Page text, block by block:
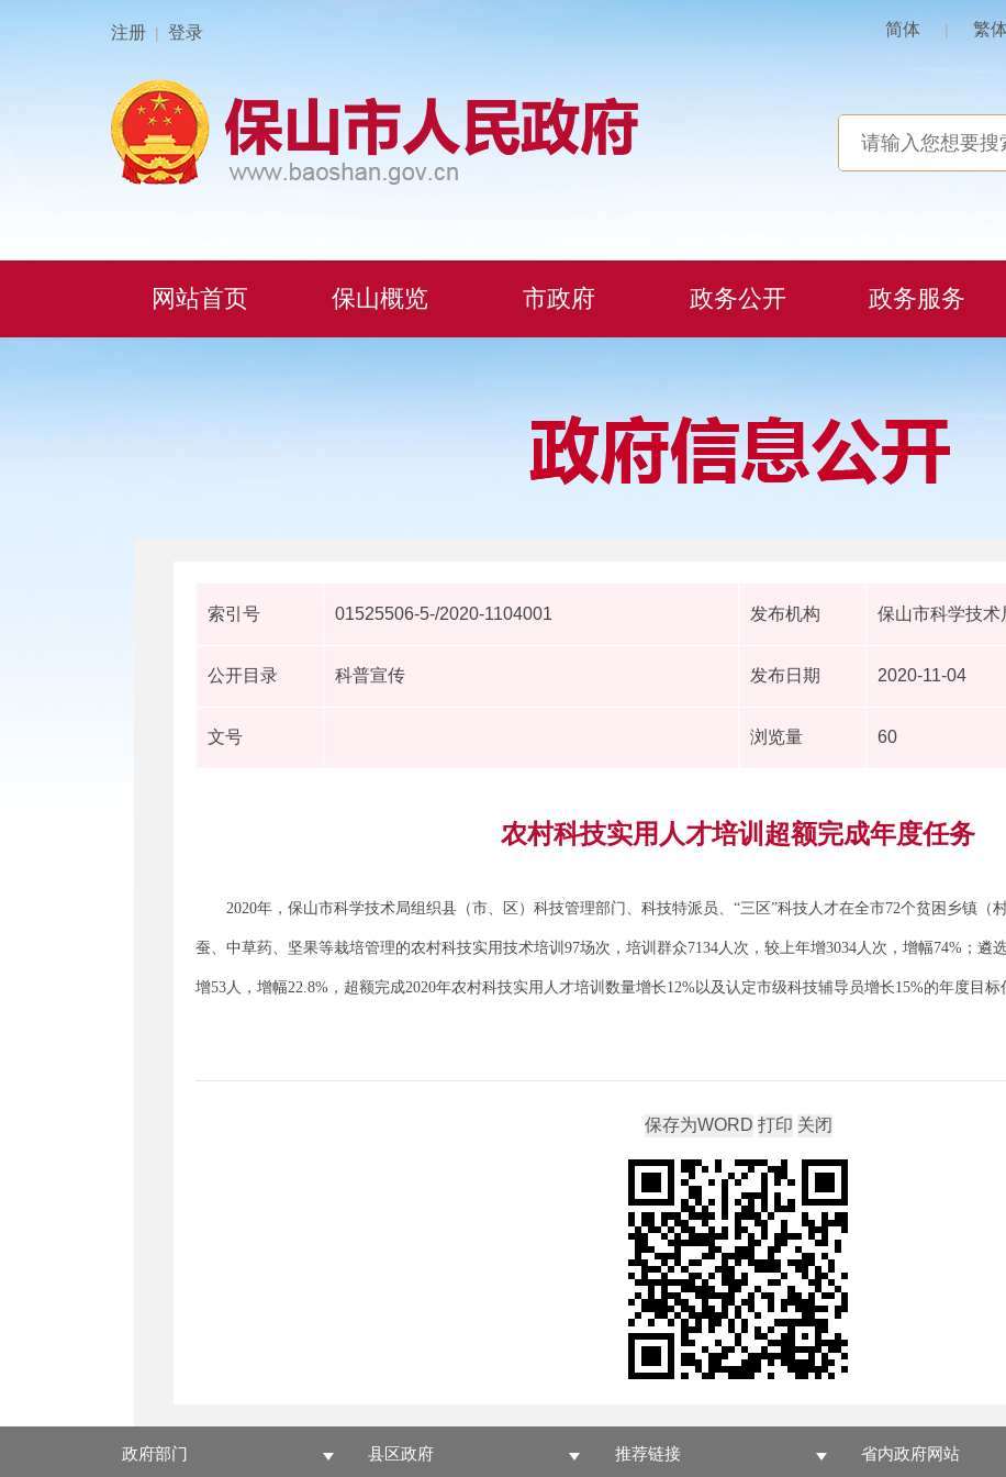
注册 | 登录 简体 | 繁
网站首页 保山概览 市政府 政务公开 政务服务
索引号 01525506-5-/2020-1104001 发布机构 保山市科学技术
公开目录 科普宣传 发布日期 2020-11-04
文号 浏览量 60
农村科技实用人才培训超额完成年度任务
2020年，保山市科学技术局组织县（市、区）科技管理部门、科技特派员、“三区”科技人才在全市72个贫困乡镇（
蚕、中草药、坚果等栽培管理的农村科技实用技术培训97场次，培训群众7134人次，较上年增3034人次，增幅74%；遴
增53人，增幅22.8%，超额完成2020年农村科技实用人才培训数量增长12%以及认定市级科技辅导员增长15%的年度目标
政府部门 县区政府 推荐链接 省内政府网站